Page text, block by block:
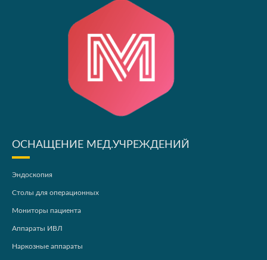
ОСНАЩЕНИЕ МЕД.УЧРЕЖДЕНИЙ
Эндоскопия
Столы для операционных
Мониторы пациента
Аппараты ИВЛ
Наркозные аппараты